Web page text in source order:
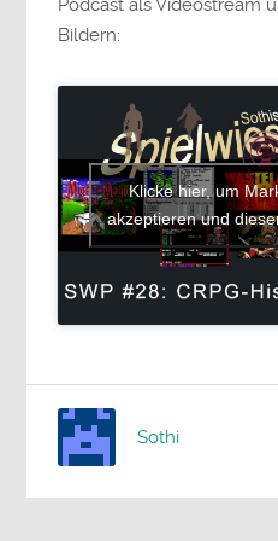
Podcast als Videostream
Bildern:
Klicke hier, um
akzeptieren und
Sothi